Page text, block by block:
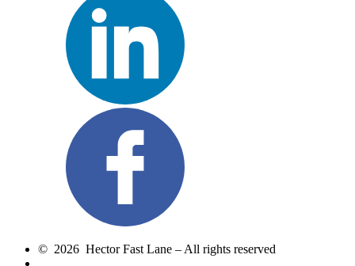
© 2026 Hector Fast Lane – All rights reserved